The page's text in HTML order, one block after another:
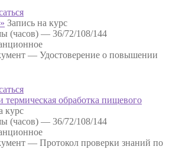
Запись на курс
(часов) — 36/72/108/144
— Удостоверение о повышении
термическая обработка пищевого
курс
(часов) — 36/72/108/144
— Протокол проверки знаний по